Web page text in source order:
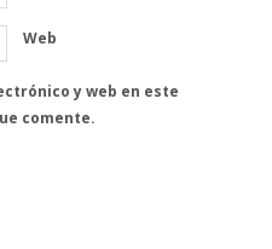
Web
y web en este
comente.